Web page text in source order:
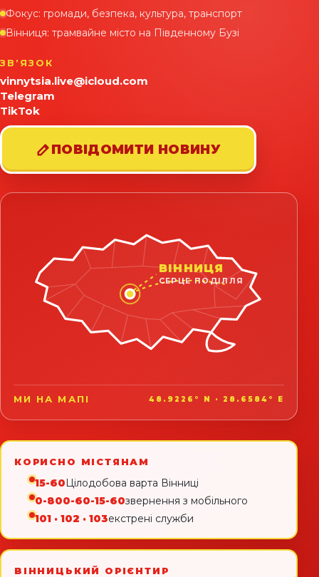
Фокус: громади, безпека, культура, транспорт
Вінниця: трамвайне місто на Південному Бузі
ЗВʼЯЗОК
vinnytsia.live@icloud.com
Telegram
TikTok
ПОВІДОМИТИ НОВИНУ
ВІННИЦЯ
СЕРЦЕ ПОДІЛЛЯ
МИ НА МАПІ 48.9226° N · 28.6584° E
КОРИСНО МІСТЯНАМ
15-60Цілодобова варта Вінниці
0-800-60-15-60звернення з мобільного
101 · 102 · 103екстрені служби
ВІННИЦЬКИЙ ОРІЄНТИР